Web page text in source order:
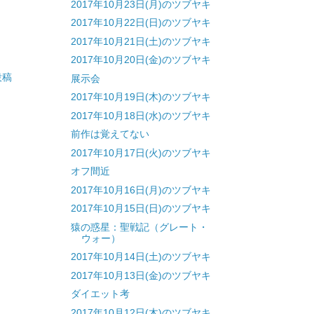
稿
2017年10月23日(月)のツブヤキ
2017年10月22日(日)のツブヤキ
2017年10月21日(土)のツブヤキ
2017年10月20日(金)のツブヤキ
展示会
2017年10月19日(木)のツブヤキ
2017年10月18日(水)のツブヤキ
前作は覚えてない
2017年10月17日(火)のツブヤキ
オフ間近
2017年10月16日(月)のツブヤキ
2017年10月15日(日)のツブヤキ
猿の惑星：聖戦記（グレート・
ウォー）
2017年10月14日(土)のツブヤキ
2017年10月13日(金)のツブヤキ
ダイエット考